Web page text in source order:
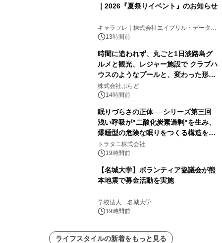
｜2026『夏祭りイベント』のお知らせ
キャラフレ｜株式会社エイプリル・データ・
デザインズ
13時間前
時間に追われず、丸ごと1日淡路島グ
ルメと観光、レジャー施設で クラブハ
ウスのようなプールと、変わった形の
サウナも 「THE BOXY AWAJI」のお
得な素泊まり連泊プランで
株式会社ぷらど
14時間前
眠りづらさの正体──シリーズ第三回
浅い呼吸が"二酸化炭素過剰"を生み、
爆睡型の危険な眠りをつくる構造を解
説
トラタニ株式会社
19時間前
【名城大学】ボランティア協議会が熊
本地震で募金活動を実施
学校法人 名城大学
19時間前
ライフスタイルの新着をもっと見る